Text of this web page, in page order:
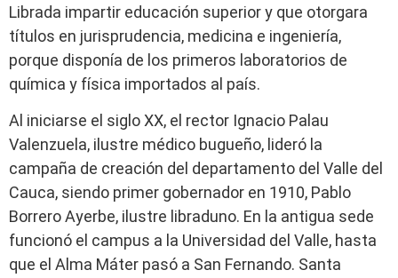
Librada impartir educación superior y que otorgara
títulos en jurisprudencia, medicina e ingeniería,
porque disponía de los primeros laboratorios de
química y física importados al país.
Al iniciarse el siglo XX, el rector Ignacio Palau
Valenzuela, ilustre médico bugueño, lideró la
campaña de creación del departamento del Valle del
Cauca, siendo primer gobernador en 1910, Pablo
Borrero Ayerbe, ilustre libraduno. En la antigua sede
funcionó el campus a la Universidad del Valle, hasta
que el Alma Máter pasó a San Fernando. Santa